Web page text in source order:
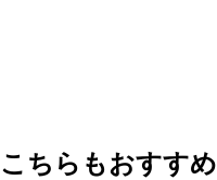
こちらもおすすめ